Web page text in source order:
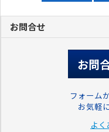
お問合せ
お問
フォーム
お気軽
よ